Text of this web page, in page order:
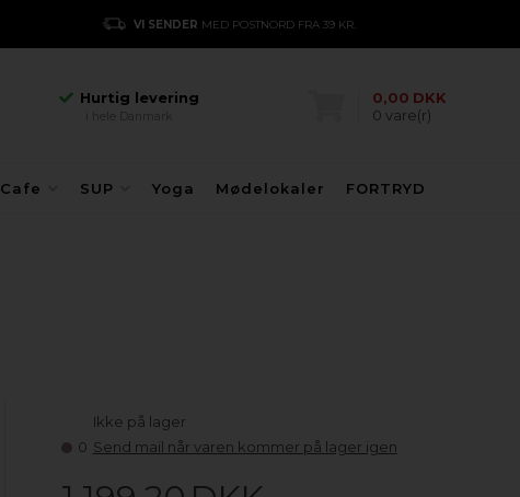
VI SENDER MED POSTNORD FRA 39 KR.
Hurtig levering
Hurtig levering
i hele Danmark
i hele Danmark
0,00 DKK
0 vare(r)
Cafe SUP Yoga Mødelokaler FORTRYD
0
Ikke på lager
Send mail når varen kommer på lager igen